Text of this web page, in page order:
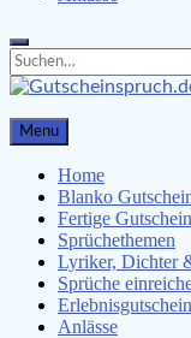
Search
for:
Search
Gutscheinspruch.de
Gutscheinsprüche &
Menu
Home
Blanko
Fertige
Sprüchethemen
Lyriker, Dichter
Sprüche
Anlässe